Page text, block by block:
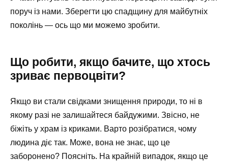
поруч із нами. Зберегти цю спадщину для майбутніх
поколінь — ось що ми можемо зробити.
Що робити, якщо бачите, що хтось
зриває первоцвіти?
Якщо ви стали свідками знищення природи, то ні в
якому разі не залишайтеся байдужими. Звісно, не
біжіть у храм із криками. Варто розібратися, чому
людина діє так. Може, вона не знає, що це
заборонено? Поясніть. На крайній випадок, якщо це